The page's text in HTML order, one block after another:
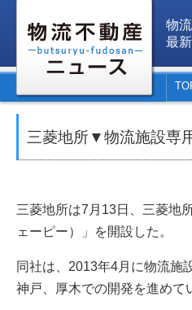
物
最
三菱地所▼物流施設専
三菱地所は7月13日、三菱地
ェーピー）」を開設した。
同社は、2013年4月に物流施
神戸、厚木での開発を進めて